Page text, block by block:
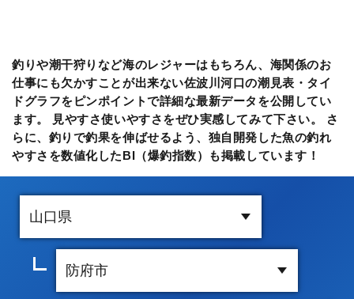
釣りや潮干狩りなど海のレジャーはもちろん、海関係のお
仕事にも欠かすことが出来ない佐波川河口の潮見表・タイ
ドグラフをピンポイントで詳細な最新データを公開してい
ます。 見やすさ使いやすさをぜひ実感してみて下さい。 さ
らに、釣りで釣果を伸ばせるよう、独自開発した魚の釣れ
やすさを数値化したBI（爆釣指数）も掲載しています！